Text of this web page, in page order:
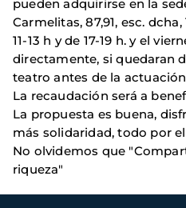
pueden adquirirse en la
Carmelitas, 87,91, esc.
11-13 h y de 17-19 h. y el
directamente, si quedaran
teatro antes de la
La recaudación será a
La propuesta es buena,
más solidaridad, todo por
No olvidemos que
riqueza"